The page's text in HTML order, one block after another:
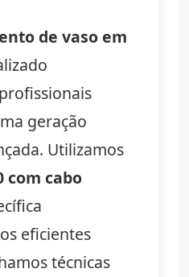
de vaso em
geração
Utilizamos
com cabo
eficientes
técnicas